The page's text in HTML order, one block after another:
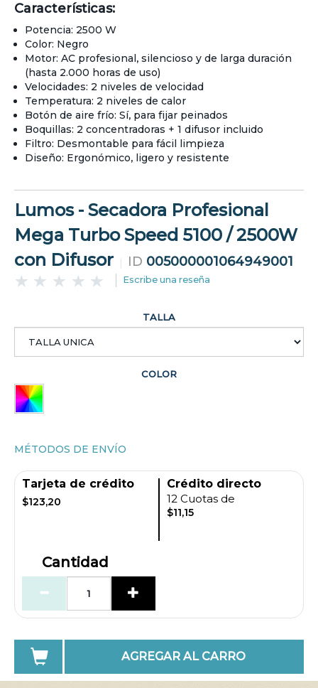
Características:
Potencia: 2500 W
Color: Negro
Motor: AC profesional, silencioso y de larga duración
(hasta 2.000 horas de uso)
Velocidades: 2 niveles de velocidad
Temperatura: 2 niveles de calor
Botón de aire frío: Sí, para fijar peinados
Boquillas: 2 concentradoras + 1 difusor incluido
Filtro: Desmontable para fácil limpieza
Diseño: Ergonómico, ligero y resistente
Lumos - Secadora Profesional
Mega Turbo Speed 5100 / 2500W
con Difusor
ID 005000001064949001
Escribe una reseña
TALLA
COLOR
MÉTODOS DE ENVÍO
Tarjeta de crédito
$123,20
Crédito directo
12 Cuotas de
$11,15
Cantidad
AGREGAR AL CARRO